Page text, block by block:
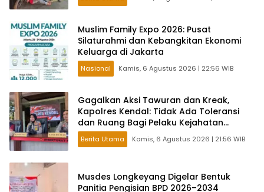
Muslim Family Expo 2026: Pusat
Silaturahmi dan Kebangkitan Ekonomi
Keluarga di Jakarta
Nasional Kamis, 6 Agustus 2026 | 22:56 WIB
Gagalkan Aksi Tawuran dan Kreak,
Kapolres Kendal: Tidak Ada Toleransi
dan Ruang Bagi Pelaku Kejahatan
Jalanan
Berita Utama Kamis, 6 Agustus 2026 | 21:56 WIB
Musdes Longkeyang Digelar Bentuk
Panitia Pengisian BPD 2026–2034